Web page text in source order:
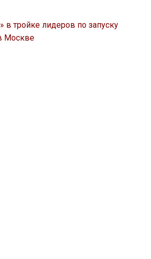
в тройке лидеров по запуску
Москве